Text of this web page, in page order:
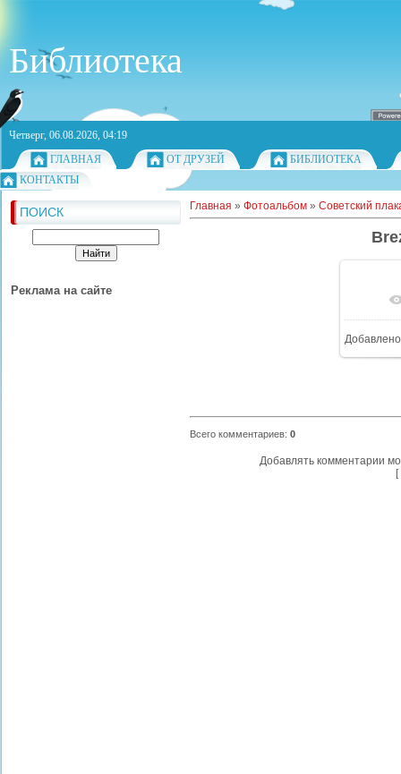
Библиотека
Четверг, 06.08.2026, 04:19
ГЛАВНАЯ
ОТ ДРУЗЕЙ
БИБЛИОТЕКА
КОНТАКТЫ
ПОИСК
Реклама на сайте
Главная » Фотоальбом » Советский
Добавлено
Всего комментариев: 0
Добавлять комментарии
[